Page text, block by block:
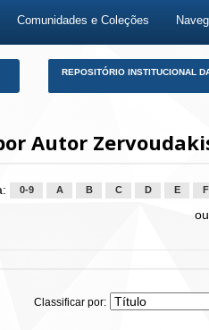
Comunidades e Coleções
REPOSITÓRIO INSTITUCIONAL
Autor
0-9 A B C D E F
Classificar por: